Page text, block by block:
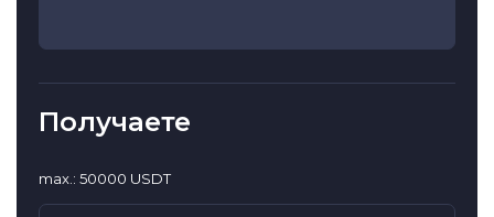
Получаете
max.: 50000 USDT